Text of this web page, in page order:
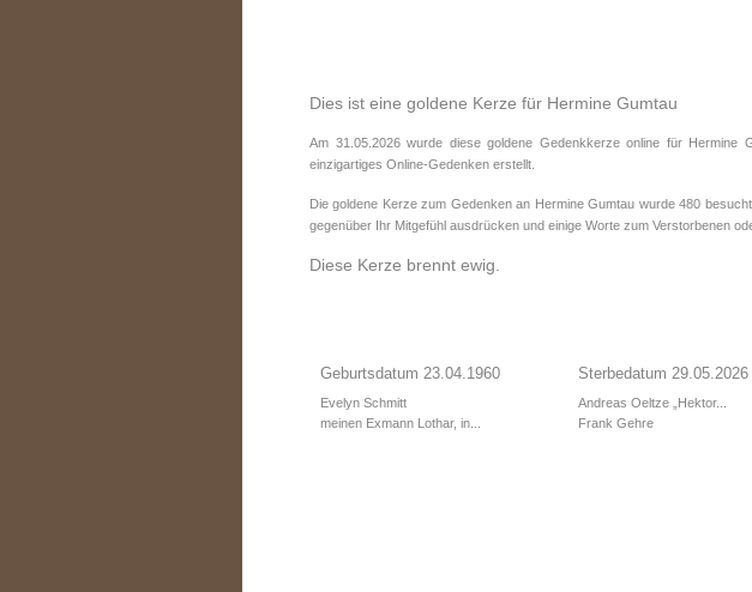
Dies ist eine goldene Kerze für Hermine Gumtau
Am 31.05.2026 wurde diese goldene Gedenkkerze online für Hermine
einzigartiges Online-Gedenken erstellt.
Die goldene Kerze zum Gedenken an Hermine Gumtau wurde 480
gegenüber Ihr Mitgefühl ausdrücken und einige Worte zum Verstorbenen
Diese Kerze brennt ewig.
Geburtsdatum 23.04.1960
Evelyn Schmitt
meinen Exmann Lothar, in...
Sterbedatum 29.05.2026
Andreas Oeltze „Hektor...
Frank Gehre